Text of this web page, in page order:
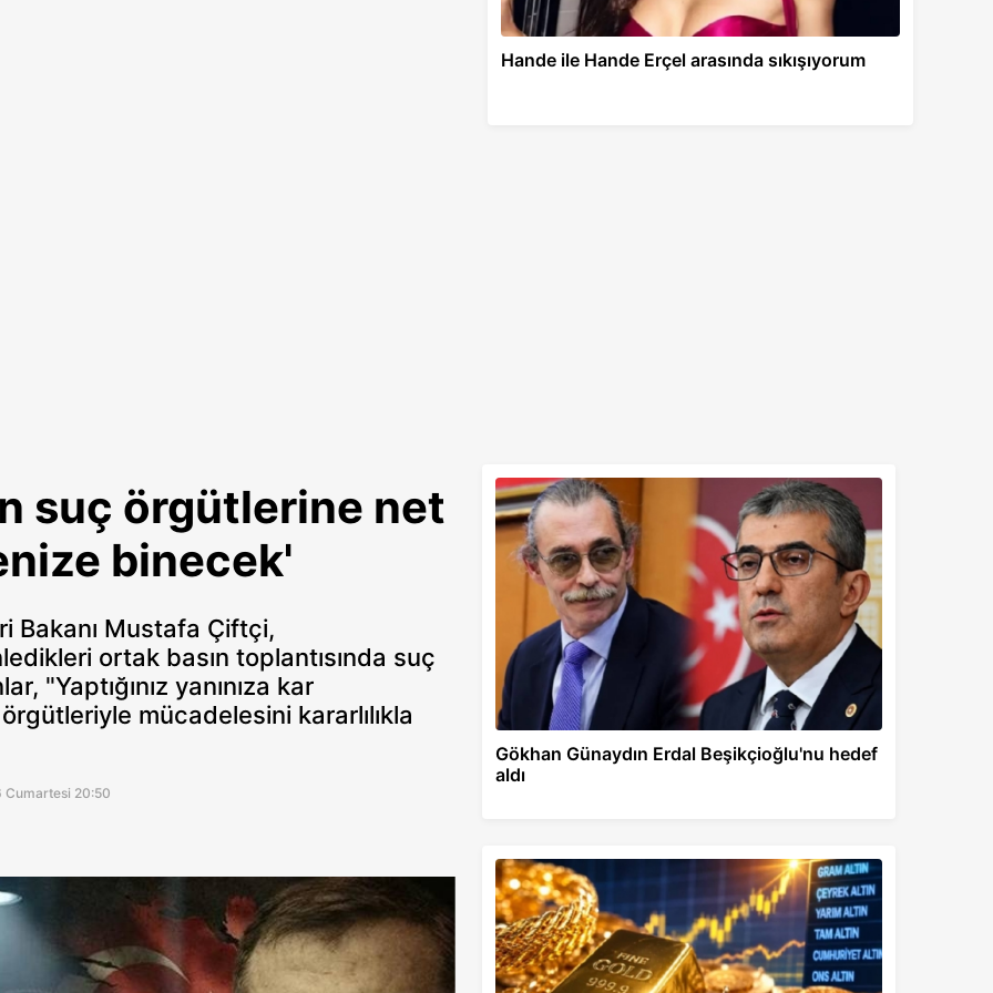
Hande ile Hande Erçel arasında sıkışıyorum
suç örgütlerine net
binecek'
Bakanı Mustafa Çiftçi,
ortak basın toplantısında suç
"Yaptığınız yanınıza kar
mücadelesini kararlılıkla
Cumartesi 20:50
Gökhan Günaydın Erdal Beşikçioğlu'nu hedef
aldı